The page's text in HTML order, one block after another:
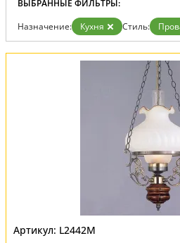
ВЫБРАННЫЕ ФИЛЬТРЫ:
Назначение: Кухня Стиль:
Вид:
Светильники
L2442M